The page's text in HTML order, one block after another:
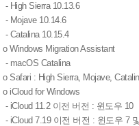
- High Sierra 10.13.6
- Mojave 10.14.6
- Catalina 10.15.4
o Windows Migration Assistant
- macOS Catalina
o Safari : High Sierra, Mojave,
o iCloud for Windows
- iCloud 11.2 이전 버전 : 윈도우 10
- iCloud 7.19 이전 버전 : 윈도우 7